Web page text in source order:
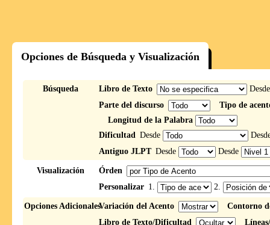
Opciones de Búsqueda y Visualización
Búsqueda Libro de Texto
Parte del discurso
Tipo de
Longitud de la Palabra
Dificultad Desde
Antiguo JLPT Desde Desde
Visualización
Órden
Personalizar 1. 2.
Opciones AdicionalesVariación del Acento
Contorno
Libro de Texto/Dificultad